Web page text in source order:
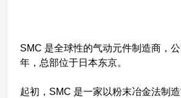
SMC 是全球性的气动元件制造商，
年，总部位于日本东京。
起初，SMC 是一家以粉末冶金法制